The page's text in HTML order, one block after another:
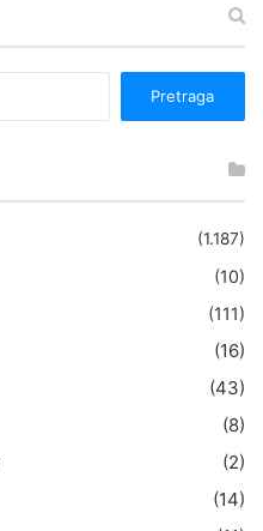
(1.187)
(10)
(111)
(16)
(43)
(8)
(2)
(14)